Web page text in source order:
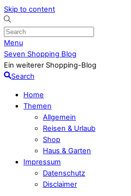
Skip to content
Menu
Seven Shopping Blog
Ein weiterer Shopping-Blog
Search
Home
Themen
Allgemein
Reisen & Urlaub
Shop
Haus & Garten
Impressum
Datenschutz
Disclaimer